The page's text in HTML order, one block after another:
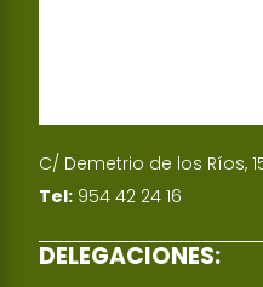
C/ Demetrio de los Ríos,
Tel: 954 42 24 16
DELEGACIONES: